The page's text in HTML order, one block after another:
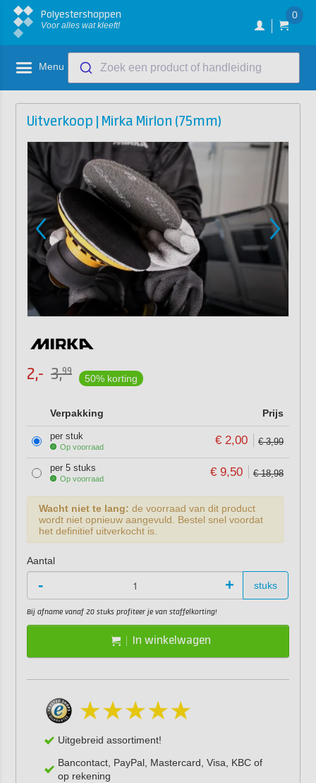
Polyestershoppen
Voor alles wat kleeft!
0
Menu Zoek een product of handleiding
Uitverkoop | Mirka Mirlon (75mm)
2,- 3,99
50% korting
Verpakking Prijs
per stuk
Op voorraad € 2,00 € 3,99
per 5 stuks
Op voorraad € 9,50 € 18,98
Wacht niet te lang: de voorraad van dit product
wordt niet opnieuw aangevuld. Bestel snel voordat
het definitief uitverkocht is.
Aantal
- + stuks
Bij afname vanaf 20 stuks profiteer je van staffelkorting!
In winkelwagen
Uitgebreid assortiment!
Bancontact, PayPal, Mastercard, Visa, KBC of
op rekening